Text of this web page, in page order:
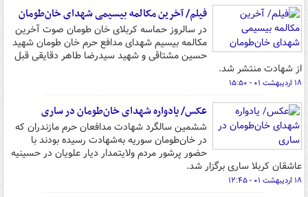
فیلم/ آخرین مکالمه بیسیمی شهدای خان‌طومان
در سالروز حماسه کربلای خان طومان صوت آخرین
مکالمه بیسیم شهدای مدافع حرم خان طومان شهید
حسین مشتاقی و شهید سیدرضا طاهر دقایقی قبل
از شهادت منتشر شد.
۱۸ اردیبهشت ۰۱ - ۱۵:۵۰
عکس/ یادواره شهدای خان‌طومان در ساری
ششمین سالگرد شهادت مدافعان حرم مازندران که
در خان‌طومان سوریه به‌شهادت رسیده بودند با
حضور پرشور مردم ولایتمدار دیار علویان در حسینیه
عاشقان کربلا ساری برگزار شد.
۱۸ اردیبهشت ۰۱ - ۱۲:۴۵